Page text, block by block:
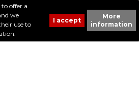
to offer a
we
use to
More
information
Liberté. Tous droits réservés.
Internet | ProduWeb